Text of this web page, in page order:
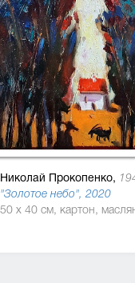
Николай Прокопенко,
"Золотое небо", 2020